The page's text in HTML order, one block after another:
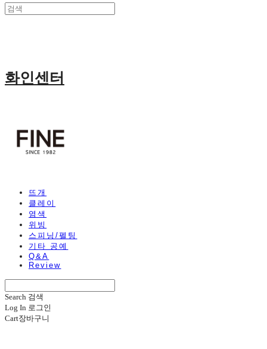
화인센터
뜨개
클레이
염색
위빙
스피닝/펠팅
기타 공예
Q&A
Review
Search 검색
Log In 로그인
Cart장바구니